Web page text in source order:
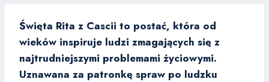
Święta Rita z Cascii to postać, która od
wieków inspiruje ludzi zmagających się z
najtrudniejszymi problemami życiowymi.
Uznawana za patronkę spraw po ludzku